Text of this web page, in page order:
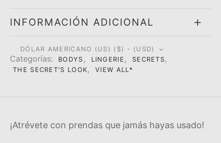
INFORMACIÓN ADICIONAL
DÓLAR AMERICANO (US) ($) - (USD)
Categorí­as: BODYS, LINGERIE, SECRETS,
THE SECRET'S LOOK, VIEW ALL*
¡Atrévete con prendas que jamás hayas usado!